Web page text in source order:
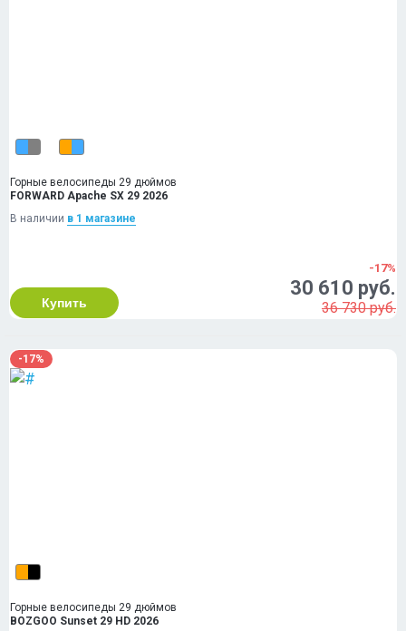
Горные велосипеды 29 дюймов
FORWARD Apache SX 29 2026
В наличии в 1 магазинe
Купить
-17%
30 610 руб.
36 730 руб.
-17%
Горные велосипеды 29 дюймов
BOZGOO Sunset 29 HD 2026